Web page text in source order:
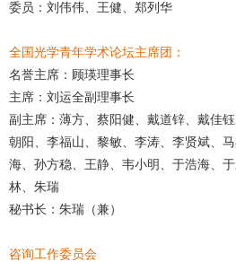
委员：刘伟伟、王健、郑列华
全国光学青年学术论坛主席团：
名誉主席：顾瑛理事长
主席：刘运全副理事长
副主席：薄方、蔡阳健、戴道锌、戴佳
朝阳、李福山、黎敏、李涛、李贤斌、
海、孙方稳、王静、韦小明、于浩海、
林、朱瑞
秘书长：朱瑞（兼）
咨询工作委员会